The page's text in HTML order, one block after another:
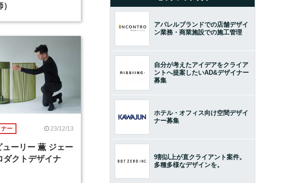
ー 23/12/13
ューリー 薫 ジェー
ダクトデザイナ
アパレルブランドでの店舗デザイ
ン業務・商業施設での施工管理
自分が考えたアイデアをクライア
ントへ提案したいAD&デザイナー
募集
ホテル・オフィス向け空間デザイ
ナー募集
9割以上が直クライアント案件。
多種多様なデザインを。